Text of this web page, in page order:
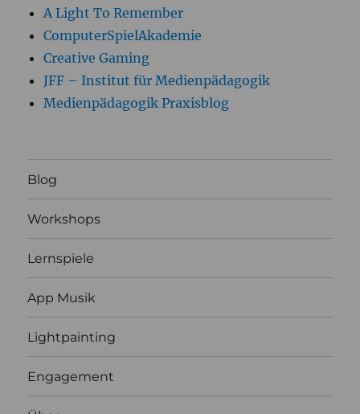
A Light To Remember
ComputerSpielAkademie
Creative Gaming
JFF – Institut für Medienpädagogik
Medienpädagogik Praxisblog
Blog
Workshops
Lernspiele
App Musik
Lightpainting
Engagement